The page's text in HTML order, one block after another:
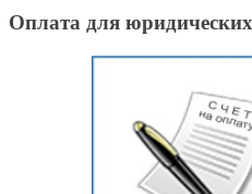
Оплата для